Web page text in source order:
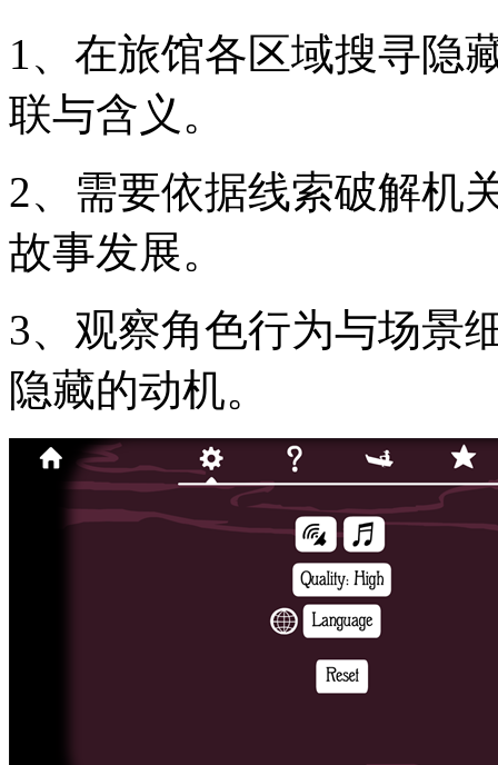
1、在旅馆各区域搜寻隐
联与含义。
2、需要依据线索破解机
故事发展。
3、观察角色行为与场景
隐藏的动机。